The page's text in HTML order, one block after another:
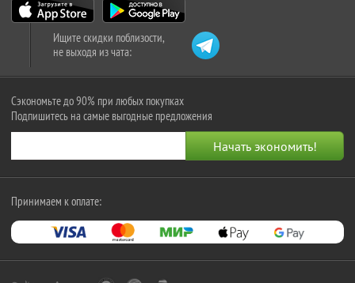
Ищите скидки поблизости,
не выходя из чата:
Сэкономьте до 90% при любых покупках
Подпишитесь на самые выгодные предложения
Принимаем к оплате: